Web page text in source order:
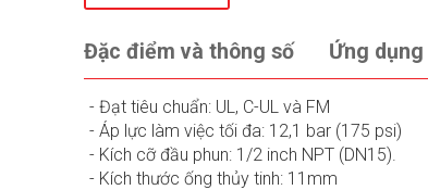
Đặc điểm và thông số Ứng dụng
- Đạt tiêu chuẩn: UL, C-UL và FM
- Áp lực làm việc tối đa: 12,1 bar (175 psi)
- Kích cỡ đầu phun: 1/2 inch NPT (DN15).
- Kích thước ống thủy tinh: 11mm